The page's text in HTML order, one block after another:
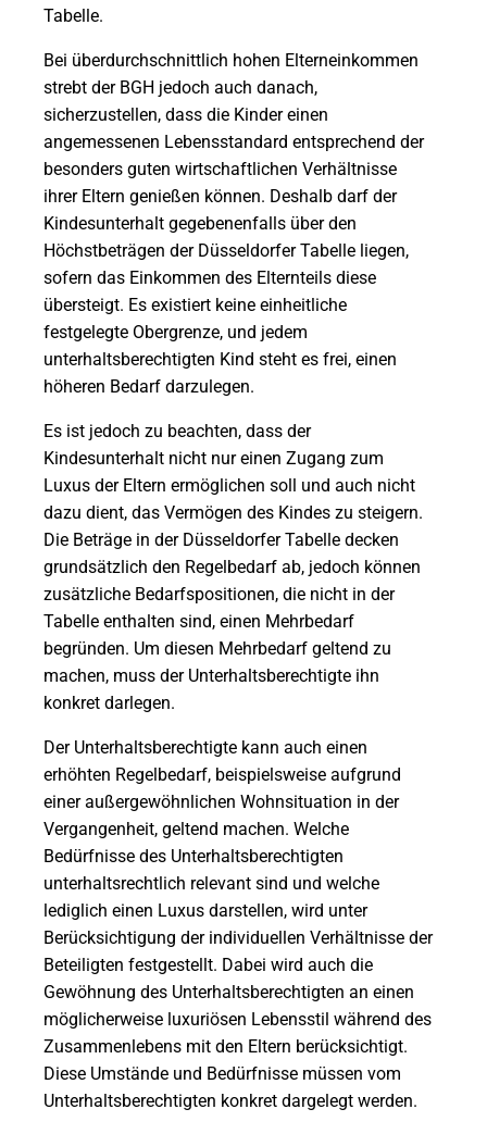
Tabelle.
Bei überdurchschnittlich hohen Elterneinkommen
strebt der BGH jedoch auch danach,
sicherzustellen, dass die Kinder einen
angemessenen Lebensstandard entsprechend der
besonders guten wirtschaftlichen Verhältnisse
ihrer Eltern genießen können. Deshalb darf der
Kindesunterhalt gegebenenfalls über den
Höchstbeträgen der Düsseldorfer Tabelle liegen,
sofern das Einkommen des Elternteils diese
übersteigt. Es existiert keine einheitliche
festgelegte Obergrenze, und jedem
unterhaltsberechtigten Kind steht es frei, einen
höheren Bedarf darzulegen.
Es ist jedoch zu beachten, dass der
Kindesunterhalt nicht nur einen Zugang zum
Luxus der Eltern ermöglichen soll und auch nicht
dazu dient, das Vermögen des Kindes zu steigern.
Die Beträge in der Düsseldorfer Tabelle decken
grundsätzlich den Regelbedarf ab, jedoch können
zusätzliche Bedarfspositionen, die nicht in der
Tabelle enthalten sind, einen Mehrbedarf
begründen. Um diesen Mehrbedarf geltend zu
machen, muss der Unterhaltsberechtigte ihn
konkret darlegen.
Der Unterhaltsberechtigte kann auch einen
erhöhten Regelbedarf, beispielsweise aufgrund
einer außergewöhnlichen Wohnsituation in der
Vergangenheit, geltend machen. Welche
Bedürfnisse des Unterhaltsberechtigten
unterhaltsrechtlich relevant sind und welche
lediglich einen Luxus darstellen, wird unter
Berücksichtigung der individuellen Verhältnisse der
Beteiligten festgestellt. Dabei wird auch die
Gewöhnung des Unterhaltsberechtigten an einen
möglicherweise luxuriösen Lebensstil während des
Zusammenlebens mit den Eltern berücksichtigt.
Diese Umstände und Bedürfnisse müssen vom
Unterhaltsberechtigten konkret dargelegt werden.